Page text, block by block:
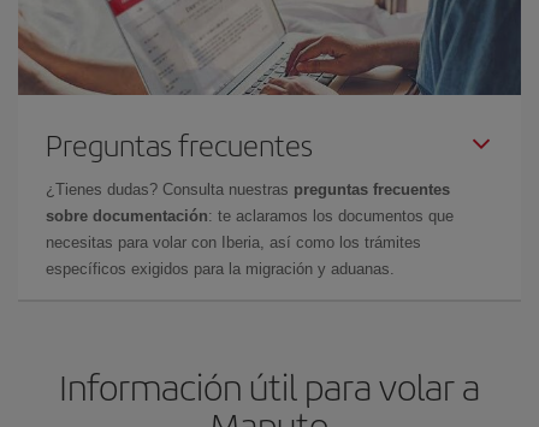
Preguntas frecuentes
¿Tienes dudas? Consulta nuestras preguntas frecuentes
sobre documentación: te aclaramos los documentos que
necesitas para volar con Iberia, así como los trámites
específicos exigidos para la migración y aduanas.
Información útil para volar a